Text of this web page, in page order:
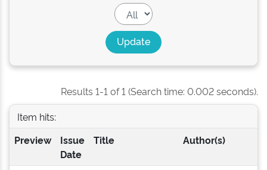
Results 1-1 of 1 (Search time: 0.002 seconds).
Item hits:
Preview
Issue
Date
Title Author(s)